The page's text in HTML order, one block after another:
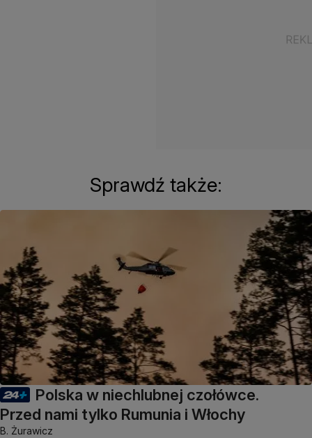
Sprawdź także:
Polska w niechlubnej czołówce.
Przed nami tylko Rumunia i Włochy
B. Żurawicz